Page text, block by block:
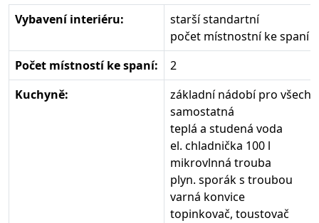
Vybavení interiéru:
starší standartní
počet místnostní ke spaní 2
Počet místností ke spaní:
2
Kuchyně:
základní nádobí pro
samostatná
teplá a studená voda
el. chladnička 100 l
mikrovlnná trouba
plyn. sporák s troubou
varná konvice
topinkovač, toustovač